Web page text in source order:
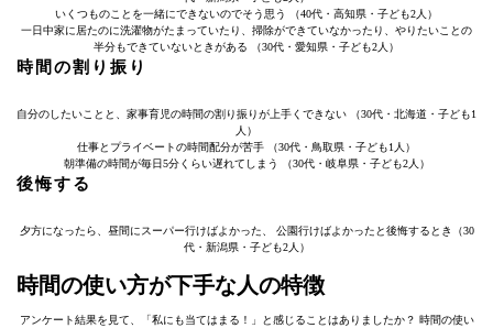
いくつものことを一緒にできないのでそう思う （40代・高知県・子ども2人）
一日中家に居たのに洗濯物がたまっていたり、掃除ができていなかったり、やりたいことの
半分もできていないときがある （30代・愛知県・子ども2人）
時間の割り振り
自分のしたいことと、家事育児の時間の割り振りが上手くできない （30代・北海道・子ども1
人）
仕事とプライベートの時間配分が苦手 （30代・鳥取県・子ども1人）
朝準備の時間が毎日5分くらい遅れてしまう （30代・岐阜県・子ども2人）
後悔する
夕方になったら、昼間にスーパー行けばよかった、 公園行けばよかったと後悔するとき（30
代・新潟県・子ども2人）
時間の使い方が下手な人の特徴
アンケート結果を見て、「私にも当てはまる！」と感じることはありましたか？ 時間の使い